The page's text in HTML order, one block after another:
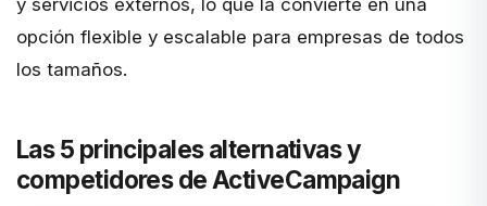
y servicios externos, lo que la convierte en una
opción flexible y escalable para empresas de todos
los tamaños.
Las 5 principales alternativas y
competidores de ActiveCampaign